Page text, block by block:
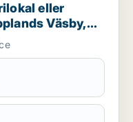
eller
Väsby,
Bro m.fl.